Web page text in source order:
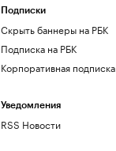
Подписки
Скрыть баннеры на РБК
Подписка на РБК
Корпоративная подписка
Уведомления
RSS Новости